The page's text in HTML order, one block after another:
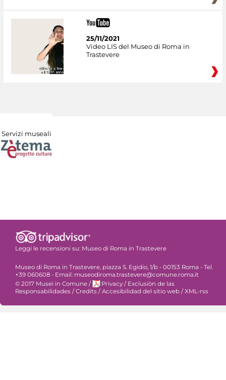
25/11/2021
Video LIS del Museo di Roma in
Trastevere
Servizi museali
Leggi le recensioni su: Museo di Roma in Trastevere
Museo di Roma in Trastevere, piazza S. Egidio, 1/b - 00153 Roma - Tel.
+39 060608 - Email: museodiroma.trastevere@comune.roma.it
© 2017 Musei in Comune / Privacy / Exclusiòn de las
Responsabilidades /Credits /Accesibilidad del sitio web /XML-rss